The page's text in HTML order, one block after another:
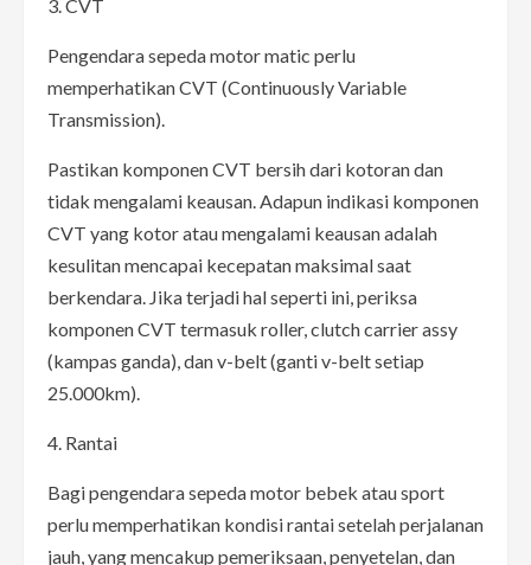
3. CVT
Pengendara sepeda motor matic perlu
memperhatikan CVT (Continuously Variable
Transmission).
Pastikan komponen CVT bersih dari kotoran dan
tidak mengalami keausan. Adapun indikasi komponen
CVT yang kotor atau mengalami keausan adalah
kesulitan mencapai kecepatan maksimal saat
berkendara. Jika terjadi hal seperti ini, periksa
komponen CVT termasuk roller, clutch carrier assy
(kampas ganda), dan v-belt (ganti v-belt setiap
25.000km).
4. Rantai
Bagi pengendara sepeda motor bebek atau sport
perlu memperhatikan kondisi rantai setelah perjalanan
jauh, yang mencakup pemeriksaan, penyetelan, dan